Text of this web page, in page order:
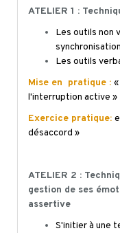
ATELIER 1 :
Les outils non
Les outils
Mise en pratique :
l'interruption active »
Exercice pratique:
désaccord »
ATELIER 2 :
gestion de ses
assertive
S'initier à une